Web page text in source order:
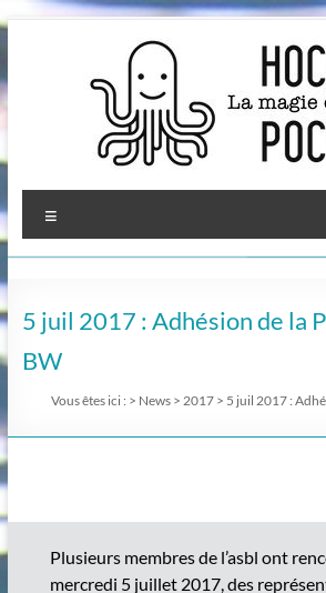
Aller
5 juil 2017 : Adhésion de la
BW
Vous êtes ici : > News >2017 > 5 juil 2017 :
Plusieurs membres de l’asbl ont
mercredi 5 juillet 2017, des